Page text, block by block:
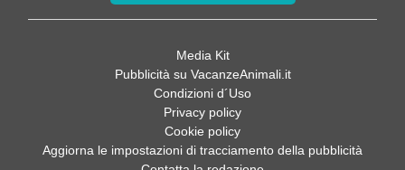
Media Kit
Pubblicità su VacanzeAnimali.it
Condizioni d´Uso
Privacy policy
Cookie policy
Aggiorna le impostazioni di tracciamento della pubblicità